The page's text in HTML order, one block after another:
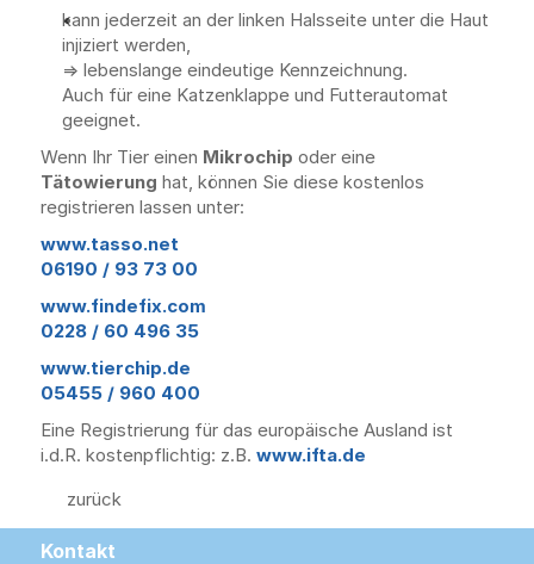
kann jederzeit an der linken Halsseite unter die Haut
injiziert werden,
=> lebenslange eindeutige Kennzeichnung.
Auch für eine Katzenklappe und Futterautomat
geeignet.
Wenn Ihr Tier einen Mikrochip
oder eine
Tätowierung hat, können Sie diese kostenlos
registrieren lassen unter:
www.tasso.net
06190 / 93 73 00
www.findefix.com
0228 / 60 496 35
www.tierchip.de
05455 / 960 400
Eine Registrierung für das europäische Ausland ist
i.d.R. kostenpflichtig: z.B. www.ifta.de
zurück
Kontakt